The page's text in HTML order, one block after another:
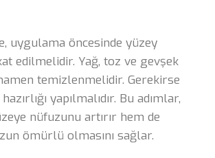
uygulama öncesinde yüzey
edilmelidir. Yağ, toz ve gevşek
temizlenmelidir. Gerekirse
yapılmalıdır. Bu adımlar,
nüfuzunu artırır hem de
ömürlü olmasını sağlar.